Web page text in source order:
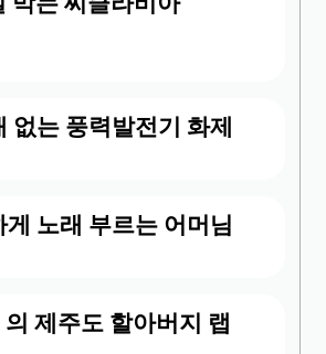
없는 풍력발전기 화제
게 노래 부르는 어머님
제주도 할아버지 랩